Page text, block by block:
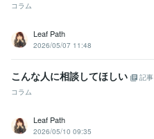
コラム
Leaf Path
2026/05/07 11:48
こんな人に相談してほしい
記事
コラム
Leaf Path
2026/05/10 09:35